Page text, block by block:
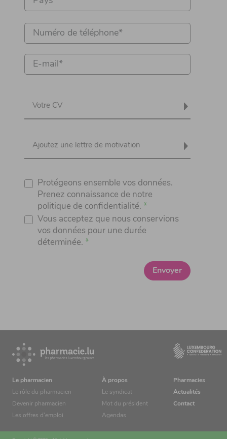
Votre CV
Ajoutez une lettre de motivation
Protégeons ensemble vos données.
Prenez connaissance de notre
politique de confidentialité.
Vous acceptez que nous conservions
vos données pour une durée
déterminée.
Envoyer
Le pharmacien
Le rôle du pharmacien
Devenir pharmacien
Les offres d’emploi
À propos
Le syndicat
Mot du président
Agendas
Pharmacies
Actualités
Contact